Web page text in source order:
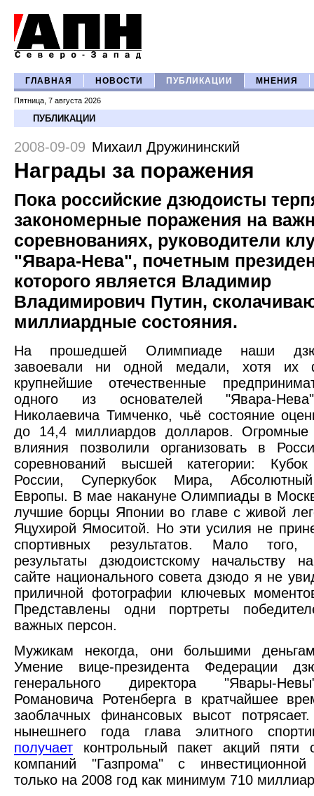
ГЛАВНАЯ НОВОСТИ ПУБЛИКАЦИИ МНЕНИЯ
Пятница, 7 августа 2026
ПУБЛИКАЦИИ
2008-09-09 Михаил Дружининский
Награды за поражения
Пока российские дзюдоисты
закономерные поражения на
соревнованиях, руководители
"Явара-Нева", почетным
которого является Владимир
Владимирович Путин,
миллиардные состояния.
На прошедшей Олимпиаде наши
завоевали ни одной медали, хотя их
крупнейшие отечественные
одного из основателей "Явара-
Николаевича Тимченко, чьё состояние
до 14,4 миллиардов долларов. Огромные
влияния позволили организовать в
соревнований высшей категории: Кубок
России, Суперкубок Мира,
Европы. В мае накануне Олимпиады в
лучшие борцы Японии во главе с живой
Яцухирой Ямоситой. Но эти усилия не
спортивных результатов. Мало
результаты дзюдоистскому начальству
сайте национального совета дзюдо я не
приличной фотографии ключевых
Представлены одни портреты
важных персон.
Мужикам некогда, они большими
Умение вице-президента Федерации
генерального директора "Явары-
Романовича Ротенберга в кратчайшее
заоблачных финансовых высот
нынешнего года глава элитного
получает контрольный пакет акций пяти
компаний "Газпрома" с инвестиционной
только на 2008 год как минимум 710